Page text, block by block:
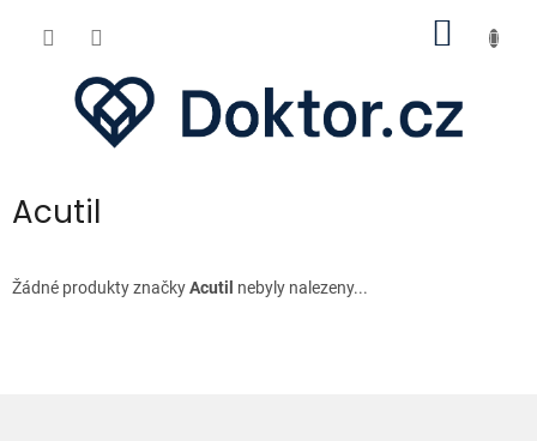
Acutil
Žádné produkty značkyAcutil nebyly nalezeny...